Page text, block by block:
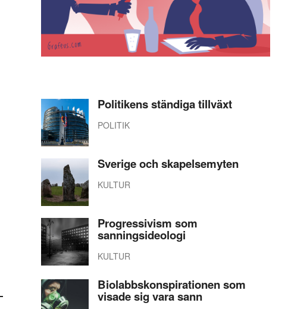
Politikens ständiga tillväxt
POLITIK
Sverige och skapelsemyten
KULTUR
Progressivism som
sanningsideologi
KULTUR
Biolabbskonspirationen som
visade sig vara sann